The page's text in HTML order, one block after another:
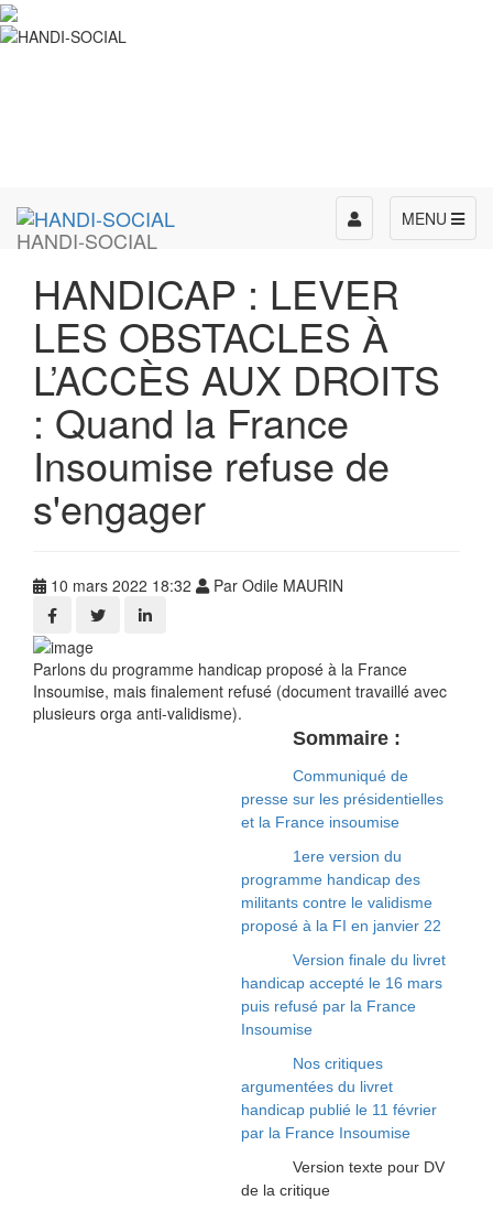
HANDI-SOCIAL
MENU
Toggle
navigation
HANDICAP : LEVER
LES OBSTACLES À
L’ACCÈS AUX DROITS
: Quand la France
Insoumise refuse de
s'engager
10 mars 2022 18:32 Par Odile MAURIN
Parlons du programme handicap proposé à la France
Insoumise, mais finalement refusé (document travaillé avec
plusieurs orga anti-validisme).
Sommaire :
Communiqué de
presse sur les présidentielles
et la France insoumise
1ere version du
programme handicap des
militants contre le validisme
proposé à la FI en janvier 22
Version finale du livret
handicap accepté le 16 mars
puis refusé par la France
Insoumise
Nos critiques
argumentées du livret
handicap publié le 11 février
par la France Insoumise
Version texte pour DV
de la critique